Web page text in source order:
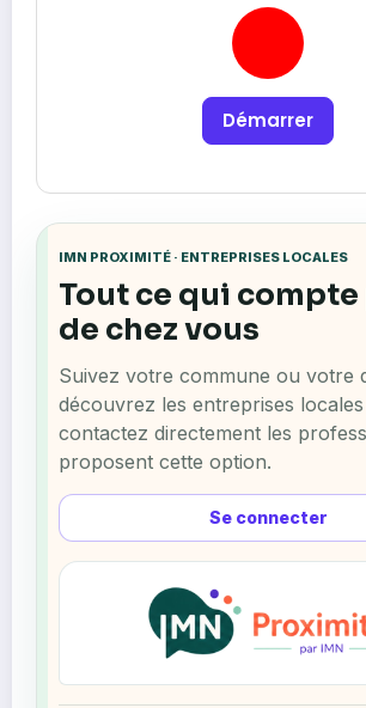
Démarrer
IMN PROXIMITÉ · ENTREPRISES LOCALES
Se connecter
Tout ce qui compte
de chez vous
Suivez votre commune ou votre
découvrez les entreprises
contactez directement les
proposent cette option.